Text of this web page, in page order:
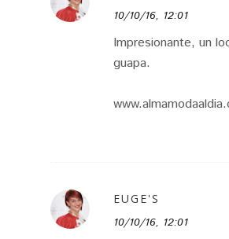
10/10/16, 12:01
Impresionante, un
guapa.
EUGE'S
10/10/16, 12:01